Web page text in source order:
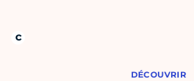
DÉCOUVRIR